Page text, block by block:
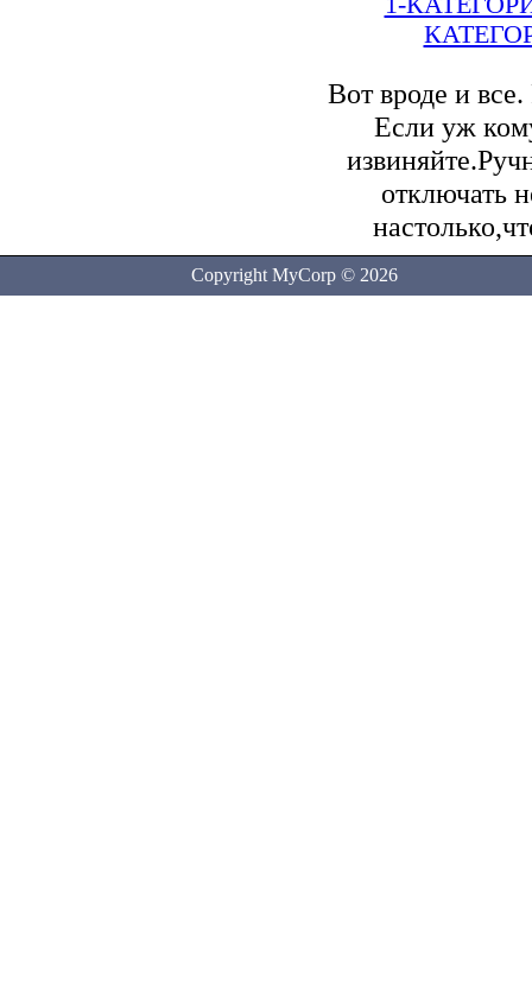
Вот вроде и
Если уж
отключать
Copyright MyCorp © 2026